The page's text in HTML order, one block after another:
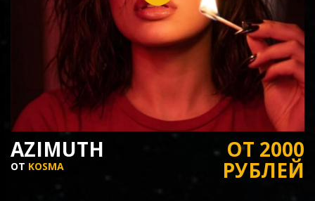
AZIMUTH
ОТ KOSMA
ОТ 2000
РУБЛЕЙ